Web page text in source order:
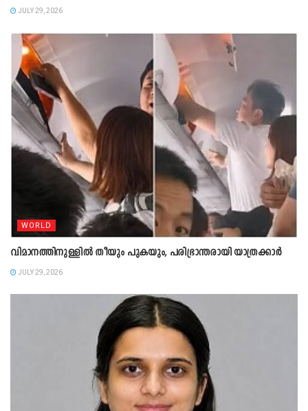
JULY 29, 2026
WORLD
വിമാനത്തിനുള്ളിൽ തീയും പുകയും, പരിഭ്രാന്തരായി യാത്രക്കാർ
JULY 29, 2026